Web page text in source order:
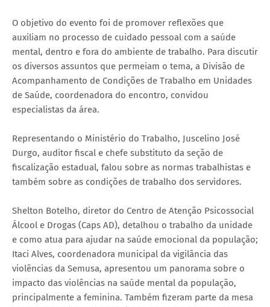
O objetivo do evento foi de promover reflexões que
auxiliam no processo de cuidado pessoal com a saúde
mental, dentro e fora do ambiente de trabalho. Para discutir
os diversos assuntos que permeiam o tema, a Divisão de
Acompanhamento de Condições de Trabalho em Unidades
de Saúde, coordenadora do encontro, convidou
especialistas da área.
Representando o Ministério do Trabalho, Juscelino José
Durgo, auditor fiscal e chefe substituto da seção de
fiscalização estadual, falou sobre as normas trabalhistas e
também sobre as condições de trabalho dos servidores.
Shelton Botelho, diretor do Centro de Atenção Psicossocial
Álcool e Drogas (Caps AD), detalhou o trabalho da unidade
e como atua para ajudar na saúde emocional da população;
Itaci Alves, coordenadora municipal da vigilância das
violências da Semusa, apresentou um panorama sobre o
impacto das violências na saúde mental da população,
principalmente a feminina. Também fizeram parte da mesa